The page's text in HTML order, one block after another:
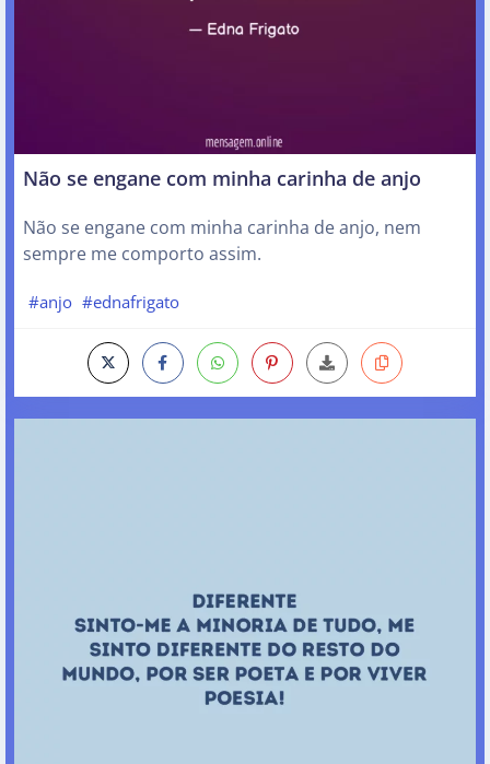
Não se engane com minha carinha de anjo
Não se engane com minha carinha de anjo, nem
sempre me comporto assim.
#anjo #ednafrigato